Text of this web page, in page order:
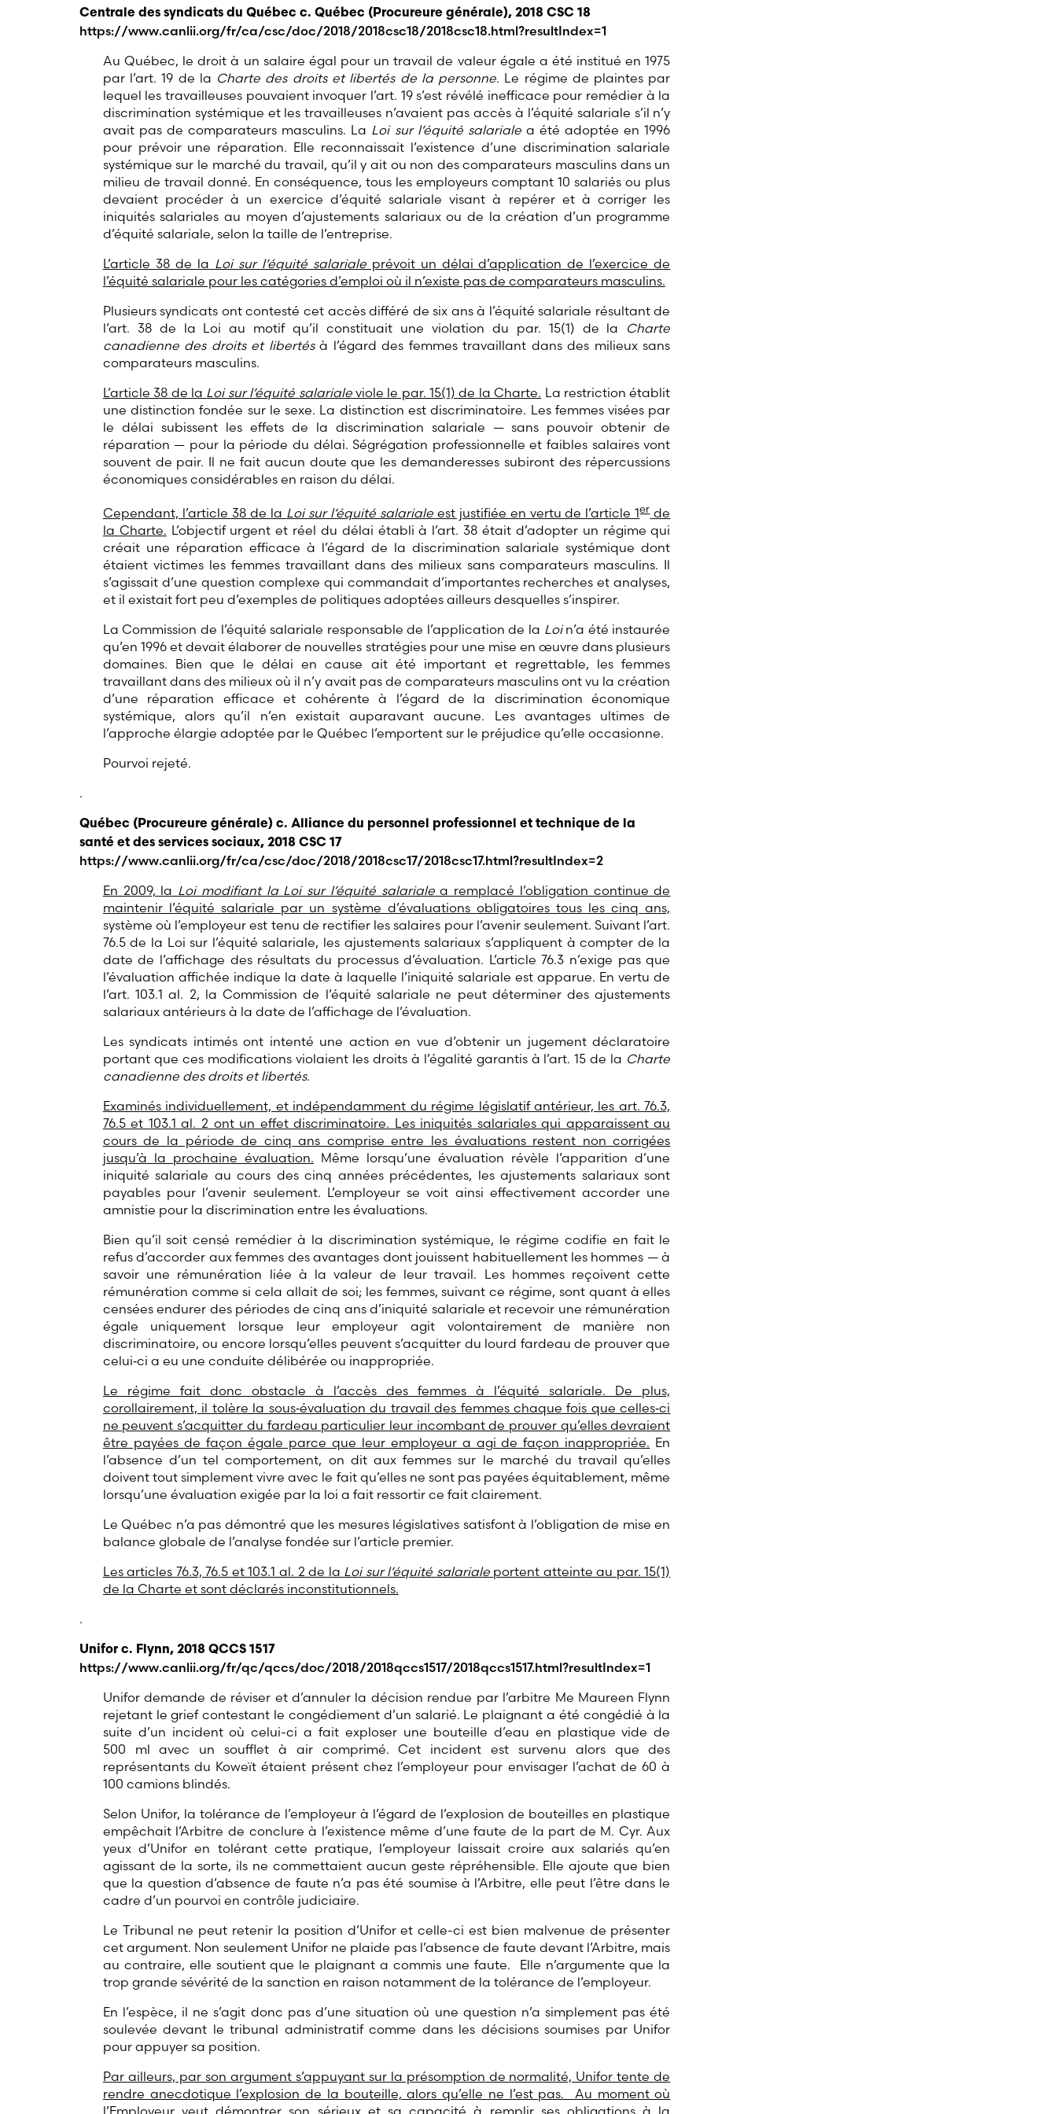
Centrale des syndicats du Québec c. Québec (Procureure générale), 2018 CSC 18
https://www.canlii.org/fr/ca/csc/doc/2018/2018csc18/2018csc18.html?resultIndex=1
Au Québec, le droit à un salaire égal pour un travail de valeur égale a été institué en 1975
par l’art. 19 de la Charte des droits et libertés de la personne. Le régime de plaintes par
lequel les travailleuses pouvaient invoquer l’art. 19 s’est révélé inefficace pour remédier à la
discrimination systémique et les travailleuses n’avaient pas accès à l’équité salariale s’il n’y
avait pas de comparateurs masculins. La Loi sur l’équité salarialea été adoptée en 1996
pour prévoir une réparation. Elle reconnaissait l’existence d’une discrimination salariale
systémique sur le marché du travail, qu’il y ait ou non des comparateurs masculins dans un
milieu de travail donné. En conséquence, tous les employeurs comptant 10 salariés ou plus
devaient procéder à un exercice d’équité salariale visant à repérer et à corriger les
iniquités salariales au moyen d’ajustements salariaux ou de la création d’un programme
d’équité salariale, selon la taille de l’entreprise.
L’article 38 de la Loi sur l’équité salarialeprévoit un délai d’application de l’exercice de
l’équité salariale pour les catégories d’emploi où il n’existe pas de comparateurs masculins.
Plusieurs syndicats ont contesté cet accès différé de six ans à l’équité salariale résultant de
l’art. 38 de la Loi au motif qu’il constituait une violation du par. 15(1) de la Charte
canadienne des droits et libertésà l’égard des femmes travaillant dans des milieux sans
comparateurs masculins.
L’article 38 de la Loi sur l’équité salarialeviole le par. 15(1) de la Charte. La restriction établit
une distinction fondée sur le sexe. La distinction est discriminatoire. Les femmes visées par
le délai subissent les effets de la discrimination salariale — sans pouvoir obtenir de
réparation — pour la période du délai. Ségrégation professionnelle et faibles salaires vont
souvent de pair. Il ne fait aucun doute que les demanderesses subiront des répercussions
économiques considérables en raison du délai.
Cependant, l’article 38 de la Loi sur l’équité salarialeest justifiée en vertu de l’article 1erde
la Charte. L’objectif urgent et réel du délai établi à l’art. 38 était d’adopter un régime qui
créait une réparation efficace à l’égard de la discrimination salariale systémique dont
étaient victimes les femmes travaillant dans des milieux sans comparateurs masculins. Il
s’agissait d’une question complexe qui commandait d’importantes recherches et analyses,
et il existait fort peu d’exemples de politiques adoptées ailleurs desquelles s’inspirer.
La Commission de l’équité salariale responsable de l’application de la Loin’a été instaurée
qu’en 1996 et devait élaborer de nouvelles stratégies pour une mise en œuvre dans plusieurs
domaines. Bien que le délai en cause ait été important et regrettable, les femmes
travaillant dans des milieux où il n’y avait pas de comparateurs masculins ont vu la création
d’une réparation efficace et cohérente à l’égard de la discrimination économique
systémique, alors qu’il n’en existait auparavant aucune. Les avantages ultimes de
l’approche élargie adoptée par le Québec l’emportent sur le préjudice qu’elle occasionne.
Pourvoi rejeté.
.
Québec (Procureure générale) c. Alliance du personnel professionnel et technique de la
santé et des services sociaux, 2018 CSC 17
https://www.canlii.org/fr/ca/csc/doc/2018/2018csc17/2018csc17.html?resultIndex=2
En 2009, la Loi modifiant la Loi sur l’équité salarialea remplacé l’obligation continue de
maintenir l’équité salariale par un système d’évaluations obligatoires tous les cinq ans,
système où l’employeur est tenu de rectifier les salaires pour l’avenir seulement. Suivant l’art.
76.5 de la Loi sur l’équité salariale, les ajustements salariaux s’appliquent à compter de la
date de l’affichage des résultats du processus d’évaluation. L’article 76.3 n’exige pas que
l’évaluation affichée indique la date à laquelle l’iniquité salariale est apparue. En vertu de
l’art. 103.1 al. 2, la Commission de l’équité salariale ne peut déterminer des ajustements
salariaux antérieurs à la date de l’affichage de l’évaluation.
Les syndicats intimés ont intenté une action en vue d’obtenir un jugement déclaratoire
portant que ces modifications violaient les droits à l’égalité garantis à l’art. 15 de la Charte
canadienne des droits et libertés.
Examinés individuellement, et indépendamment du régime législatif antérieur, les art. 76.3,
76.5 et 103.1 al. 2 ont un effet discriminatoire. Les iniquités salariales qui apparaissent au
cours de la période de cinq ans comprise entre les évaluations restent non corrigées
jusqu’à la prochaine évaluation. Même lorsqu’une évaluation révèle l’apparition d’une
iniquité salariale au cours des cinq années précédentes, les ajustements salariaux sont
payables pour l’avenir seulement. L’employeur se voit ainsi effectivement accorder une
amnistie pour la discrimination entre les évaluations.
Bien qu’il soit censé remédier à la discrimination systémique, le régime codifie en fait le
refus d’accorder aux femmes des avantages dont jouissent habituellement les hommes — à
savoir une rémunération liée à la valeur de leur travail. Les hommes reçoivent cette
rémunération comme si cela allait de soi; les femmes, suivant ce régime, sont quant à elles
censées endurer des périodes de cinq ans d’iniquité salariale et recevoir une rémunération
égale uniquement lorsque leur employeur agit volontairement de manière non
discriminatoire, ou encore lorsqu’elles peuvent s’acquitter du lourd fardeau de prouver que
celui‑ci a eu une conduite délibérée ou inappropriée.
Le régime fait donc obstacle à l’accès des femmes à l’équité salariale. De plus,
corollairement, il tolère la sous‑évaluation du travail des femmes chaque fois que celles‑ci
ne peuvent s’acquitter du fardeau particulier leur incombant de prouver qu’elles devraient
être payées de façon égale parce que leur employeur a agi de façon inappropriée. En
l’absence d’un tel comportement, on dit aux femmes sur le marché du travail qu’elles
doivent tout simplement vivre avec le fait qu’elles ne sont pas payées équitablement, même
lorsqu’une évaluation exigée par la loi a fait ressortir ce fait clairement.
Le Québec n’a pas démontré que les mesures législatives satisfont à l’obligation de mise en
balance globale de l’analyse fondée sur l’article premier.
Les articles 76.3, 76.5 et 103.1 al. 2 de la Loi sur l’équité salarialeportent atteinte au par. 15(1)
de la Charte et sont déclarés inconstitutionnels.
.
Unifor c. Flynn, 2018 QCCS 1517
https://www.canlii.org/fr/qc/qccs/doc/2018/2018qccs1517/2018qccs1517.html?resultIndex=1
Unifor demande de réviser et d’annuler la décision rendue par l’arbitre Me Maureen Flynn
rejetant le grief contestant le congédiement d’un salarié. Le plaignant a été congédié à la
suite d’un incident où celui-ci a fait exploser une bouteille d’eau en plastique vide de
500 ml avec un soufflet à air comprimé. Cet incident est survenu alors que des
représentants du Koweït étaient présent chez l’employeur pour envisager l’achat de 60 à
100 camions blindés.
Selon Unifor, la tolérance de l’employeur à l’égard de l’explosion de bouteilles en plastique
empêchait l’Arbitre de conclure à l’existence même d’une faute de la part de M. Cyr. Aux
yeux d’Unifor en tolérant cette pratique, l’employeur laissait croire aux salariés qu’en
agissant de la sorte, ils ne commettaient aucun geste répréhensible. Elle ajoute que bien
que la question d’absence de faute n’a pas été soumise à l’Arbitre, elle peut l’être dans le
cadre d’un pourvoi en contrôle judiciaire.
Le Tribunal ne peut retenir la position d’Unifor et celle-ci est bien malvenue de présenter
cet argument. Non seulement Unifor ne plaide pas l’absence de faute devant l’Arbitre, mais
au contraire, elle soutient que le plaignant a commis une faute. Elle n’argumente que la
trop grande sévérité de la sanction en raison notamment de la tolérance de l’employeur.
En l’espèce, il ne s’agit donc pas d’une situation où une question n’a simplement pas été
soulevée devant le tribunal administratif comme dans les décisions soumises par Unifor
pour appuyer sa position.
Par ailleurs, par son argument s’appuyant sur la présomption de normalité, Unifor tente de
rendre anecdotique l’explosion de la bouteille, alors qu’elle ne l’est pas. Au moment où